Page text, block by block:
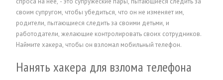
своим супругом, чтобы убедиться, что он не изменяет им,
родители, пытающиеся следить за своими детьми, и
работодатели, желающие контролировать своих сотрудников.
Наймите хакера, чтобы он взломал мобильный телефон.
Нанять хакера для взлома телефона